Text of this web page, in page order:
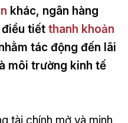
khác, ngân hàng
tiết thanh khoản
tác động đến lãi
môi trường kinh tế
tài chính mở và minh